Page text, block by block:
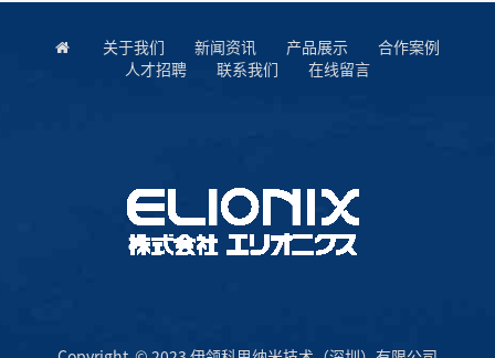
关于我们 新闻资讯 产品展示
合作案例
人才招聘
联系我们 在线留言